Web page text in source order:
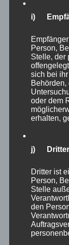
Nach ein
Weges,
ich hob
wie das
ihr
wir in
Solche
i)
Person,
Stelle, der
sich bei
oder dem
erhalten,
j) Dritter
Dritter ist
Person,
Stelle
den